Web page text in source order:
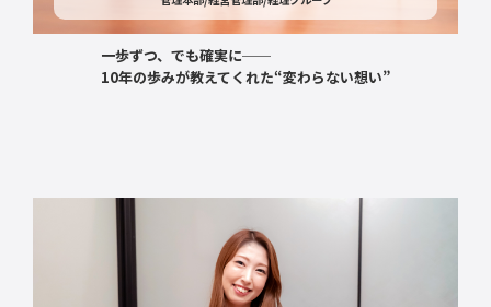
一歩ずつ、でも確実に──
10年の歩みが教えてくれた“変わらない想い”